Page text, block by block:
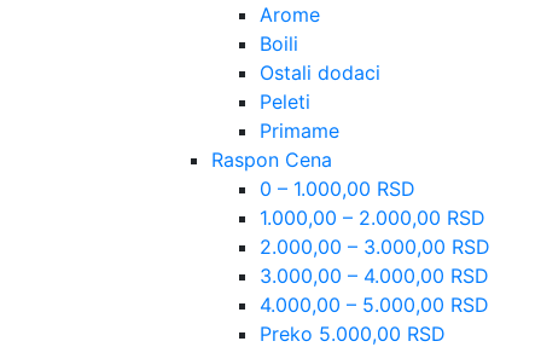
Arome
Boili
Ostali dodaci
Peleti
Primame
Raspon Cena
0 – 1.000,00 RSD
1.000,00 – 2.000,00 RSD
2.000,00 – 3.000,00 RSD
3.000,00 – 4.000,00 RSD
4.000,00 – 5.000,00 RSD
Preko 5.000,00 RSD